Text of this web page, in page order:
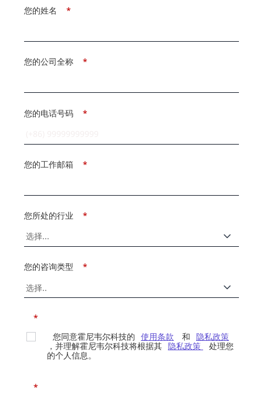
*
您的姓名
*
您的公司全称
*
您的电话号码
*
您的工作邮箱
*
您所处的行业
*
您的咨询类型
*
您同意霍尼韦尔科技的 使用条款 和 隐私政策
，并理解霍尼韦尔科技将根据其 隐私政策
处理您
的个人信息。
*